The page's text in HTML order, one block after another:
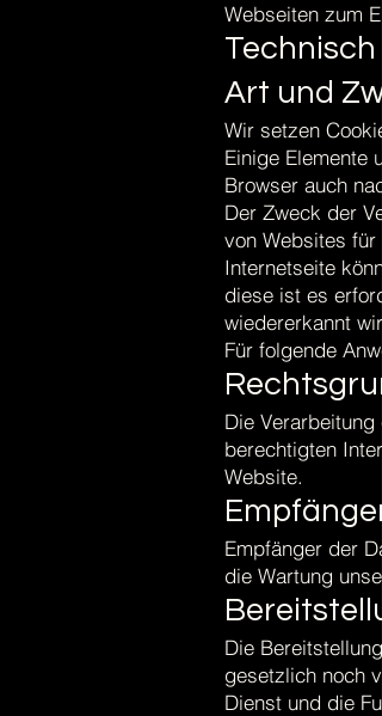
Webseiten zum
Art und
Wir setzen
Einige Elemente
Browser auch
Der Zweck der
von Websites
Internetseite
diese ist es
wiedererkannt
Für folgende
Die
berechtigten
Website.
Empfänger:
Empfänger der
die Wartung
Die
gesetzlich noch
Dienst und die